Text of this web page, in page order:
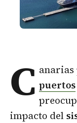
C puertos
impacto del